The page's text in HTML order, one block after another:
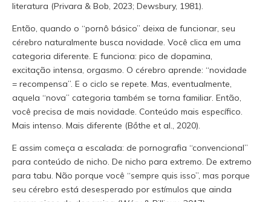
literatura (Privara & Bob, 2023; Dewsbury, 1981).
Então, quando o “pornô básico” deixa de funcionar, seu
cérebro naturalmente busca novidade. Você clica em uma
categoria diferente. E funciona: pico de dopamina,
excitação intensa, orgasmo. O cérebro aprende: “novidade
= recompensa”. E o ciclo se repete. Mas, eventualmente,
aquela “nova” categoria também se torna familiar. Então,
você precisa de mais novidade. Conteúdo mais específico.
Mais intenso. Mais diferente (Bőthe et al., 2020).
E assim começa a escalada: de pornografia “convencional”
para conteúdo de nicho. De nicho para extremo. De extremo
para tabu. Não porque você “sempre quis isso”, mas porque
seu cérebro está desesperado por estímulos que ainda